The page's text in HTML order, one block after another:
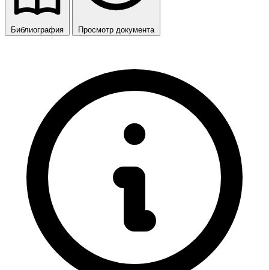
Библиография Просмотр документа